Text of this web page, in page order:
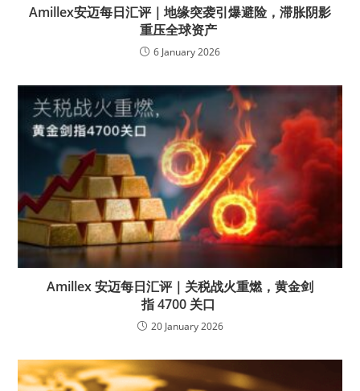
Amillex安迈每日汇评｜地缘突袭引爆避险，滞胀阴影
重压全球资产
6 January 2026
Amillex 安迈每日汇评｜关税战火重燃，黄金剑
指 4700 关口
20 January 2026